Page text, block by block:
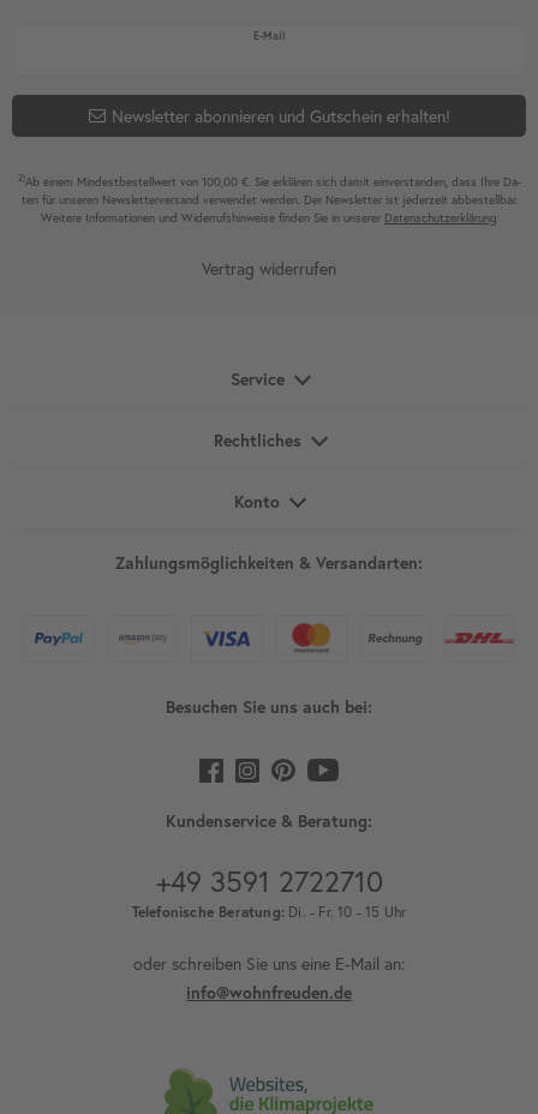
E-MailNewsletter Honig
Newsletter abonnieren und Gutschein erhalten!
2)Ab einem Mindest­bestell­wert von 100,00 €. Sie erklären sich damit ein­ver­standen, dass Ihre Da­
ten für unseren News­letter­versand ver­wen­det werden. Der News­letter ist jeder­zeit ab­bestel­lbar.
Weitere Infor­mationen und Wider­rufshin­weise finden Sie in unserer Daten­schutz­erklärung
Vertrag widerrufen
Service
Rechtliches
Konto
Zahlungsmöglichkeiten & Versandarten:
Besuchen Sie uns auch bei:
Kundenservice & Beratung:
+49 3591 2722710
Telefonische Beratung: Di. - Fr. 10 - 15 Uhr
oder schreiben Sie uns eine E-Mail an:
info@wohnfreuden.de